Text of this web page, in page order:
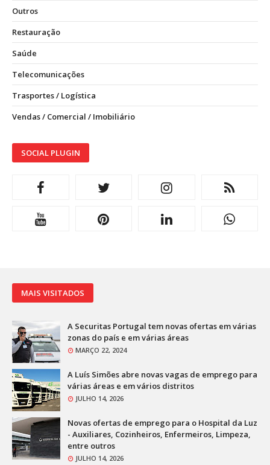
Outros
Restauração
Saúde
Telecomunicações
Trasportes / Logística
Vendas / Comercial / Imobiliário
SOCIAL PLUGIN
MAIS VISITADOS
A Securitas Portugal tem novas ofertas em várias
zonas do país e em várias áreas
MARÇO 22, 2024
A Luís Simões abre novas vagas de emprego para
várias áreas e em vários distritos
JULHO 14, 2026
Novas ofertas de emprego para o Hospital da Luz
- Auxiliares, Cozinheiros, Enfermeiros, Limpeza,
entre outros
JULHO 14, 2026